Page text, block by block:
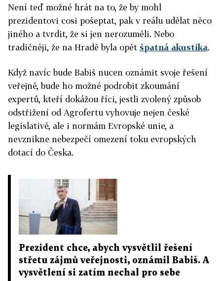
Není teď možné hrát na to, že by mohl
prezidentovi cosi pošeptat, pak v reálu udělat něco
jiného a tvrdit, že si jen nerozuměli. Nebo
tradičněji, že na Hradě byla opět špatná akustika.
Když navíc bude Babiš nucen oznámit svoje řešení
veřejně, bude ho možné podrobit zkoumání
expertů, kteří dokážou říci, jestli zvolený způsob
odstřižení od Agrofertu vyhovuje nejen české
legislativě, ale i normám Evropské unie, a
nevznikne nebezpečí omezení toku evropských
dotací do Česka.
Prezident chce, abych vysvětlil řešení
střetu zájmů veřejnosti, oznámil Babiš. A
vysvětlení si zatím nechal pro sebe